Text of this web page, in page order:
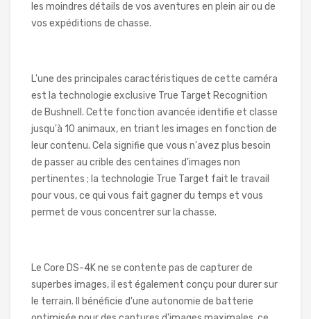
les moindres détails de vos aventures en plein air ou de
vos expéditions de chasse.
L'une des principales caractéristiques de cette caméra
est la technologie exclusive True Target Recognition
de Bushnell. Cette fonction avancée identifie et classe
jusqu'à 10 animaux, en triant les images en fonction de
leur contenu. Cela signifie que vous n'avez plus besoin
de passer au crible des centaines d'images non
pertinentes ; la technologie True Target fait le travail
pour vous, ce qui vous fait gagner du temps et vous
permet de vous concentrer sur la chasse.
Le Core DS-4K ne se contente pas de capturer de
superbes images, il est également conçu pour durer sur
le terrain. Il bénéficie d'une autonomie de batterie